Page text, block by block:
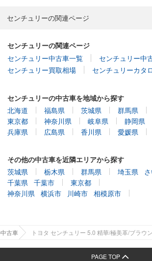
センチュリーの関連ページ
センチュリーの関連ページ
センチュリー中古車一覧
センチュリー中
センチュリー買取相場
センチュリーカタ
センチュリーの中古車を地域から探す
北海道
福島県 茨城県 群馬県
東京都
神奈川県 岐阜県 静岡県
兵庫県
広島県 香川県 愛媛県
その他の中古車を近隣エリアから探す
茨城県
栃木県 群馬県 埼玉県
千葉県
千葉市
東京都
神奈川県
横浜市 川崎市 相模原市
古車 トヨタ センチュリー 5.0 精華/極美革/ブラウ
PAGE TOP